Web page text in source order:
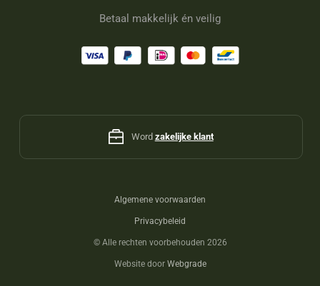
Betaal makkelijk én veilig
Word zakelijke klant
Algemene voorwaarden
Privacybeleid
© Alle rechten voorbehouden 2026
Website door Webgrade